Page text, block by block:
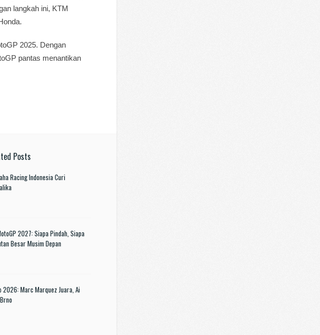
langkah ini, KTM
2025. Dengan
pantas menantikan
Posts
Racing Indonesia Curi
2027: Siapa Pindah, Siapa
Besar Musim Depan
2026: Marc Marquez Juara, Ai